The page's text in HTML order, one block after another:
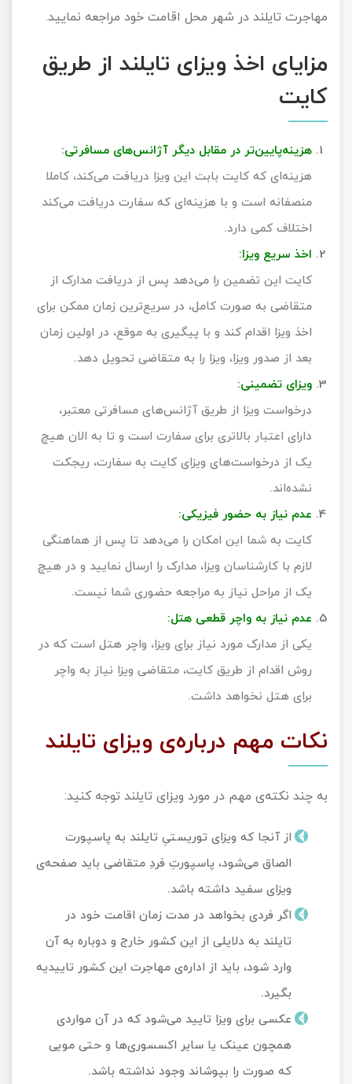
مهاجرت تایلند در شهر محل اقامت خود مراجعه نمایید.
مزایای اخذ ویزای تایلند از طریق
کایت
هزینه‌پایین‌تر در مقابل دیگر آژانس‌های مسافرتی:
هزینه‌ای که کایت بابت این ویزا دریافت می‌کند، کاملا
منصفانه است و با هزینه‌ای که سفارت دریافت می‌کند
اختلاف کمی دارد.
اخذ سریع‌ ویزا:
کایت این تضمین را می‌دهد پس از دریافت مدارک از
متقاضی به صورت کامل، در سریع‌ترین زمان ممکن برای
اخذ ویزا اقدام کند و با پیگیری به موقع، در اولین زمان
بعد از صدور ویزا، ویزا را به متقاضی تحویل دهد.
ویزای تضمینی:
درخواست ویزا از طریق آژانس‌های مسافرتی معتبر،
دارای اعتبار بالاتری برای سفارت است و تا به الان هیچ
یک از درخواست‌های ویزای کایت به سفارت، ریجکت
نشده‌اند.
عدم نیاز به حضور فیزیکی:
کایت به شما این امکان را می‌دهد تا پس از هماهنگی
لازم با کارشناسان ویزا، مدارک را ارسال نمایید و در هیچ
یک از مراحل نیاز به مراجعه حضوری شما نیست.
عدم نیاز به واچر قطعی هتل:
یکی از مدارک مورد نیاز برای ویزا، واچر هتل است که در
روش اقدام از طریق کایت، متقاضی ویزا نیاز به واچر
برای هتل نخواهد داشت.
نکات مهم درباره‌ی ویزای تایلند
به چند نکته‌ی مهم در مورد ویزای تایلند توجه کنید:
از آنجا که ویزای توریستیِ تایلند به پاسپورت
الصاق می‌شود، پاسپورتِ فردِ متقاضی باید صفحه‌ی
ویزای سفید داشته باشد.
اگر فردی بخواهد در مدت زمان اقامت خود در
تایلند به دلایلی از این کشور خارج و دوباره به آن
وارد شود، باید از اداره‌ی مهاجرت این کشور تاییدیه
بگیرد.
عکسی برای ویزا تایید می‌شود که در آن مواردی
همچون عینک یا سایر اکسسوری‌ها و حتی مویی
که صورت را بپوشاند وجود نداشته باشد.